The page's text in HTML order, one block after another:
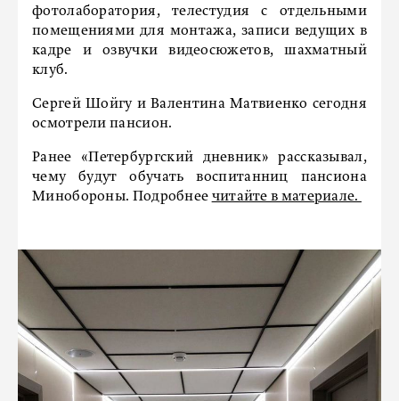
фотолаборатория, телестудия с отдельными
помещениями для монтажа, записи ведущих в
кадре и озвучки видеосюжетов, шахматный
клуб.
Сергей Шойгу и Валентина Матвиенко сегодня
осмотрели пансион.
Ранее «Петербургский дневник» рассказывал,
чему будут обучать воспитанниц пансиона
Минобороны. Подробнее читайте в материале.